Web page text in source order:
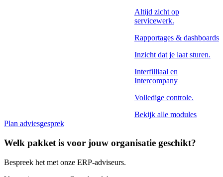
Altijd zicht op
servicewerk.
Rapportages & dashboards
Inzicht dat je laat sturen.
Interfilliaal en
Intercompany
Volledige controle.
Bekijk alle modules
Plan adviesgesprek
Welk pakket is voor jouw organisatie geschikt?
Bespreek het met onze ERP-adviseurs.